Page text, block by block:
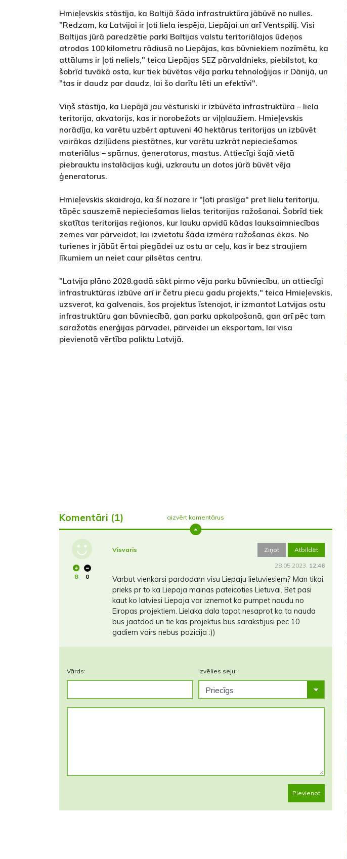
Hmieļevskis stāstīja, ka Baltijā šāda infrastruktūra jābūvē no nulles.
"Redzam, ka Latvijai ir ļoti liela iespēja, Liepājai un arī Ventspilij. Visi
Baltijas jūrā paredzētie parki Baltijas valstu teritoriālajos ūdeņos
atrodas 100 kilometru rādiusā no Liepājas, kas būvniekiem nozīmētu, ka
attālums ir ļoti neliels," teica Liepājas SEZ pārvaldnieks, piebilstot, ka
šobrīd tuvākā osta, kur tiek būvētas vēja parku tehnoloģijas ir Dānijā, un
"tas ir daudz par daudz, lai šo darītu lēti un efektīvi".
Viņš stāstīja, ka Liepājā jau vēsturiski ir izbūvēta infrastruktūra – liela
teritorija, akvatorijs, kas ir norobežots ar viļņlaužiem. Hmieļevskis
norādīja, ka varētu uzbērt aptuveni 40 hektārus teritorijas un izbūvēt
vairākas dziļūdens piestātnes, kur varētu uzkrāt nepieciešamos
materiālus – spārnus, ģeneratorus, mastus. Attiecīgi šajā vietā
piebrauktu instalācijas kuģi, uzkrautu un dotos jūrā būvēt vēja
ģeneratorus.
Hmieļevskis skaidroja, ka šī nozare ir "ļoti prasīga" pret lielu teritoriju,
tāpēc sauszemē nepieciešamas lielas teritorijas ražošanai. Šobrīd tiek
skatītas teritorijas reģionos, kur lauku apvidū kādas lauksaimniecības
zemes var pārveidot, lai izvietotu šāda izmēra ražošanas ēkas. No
turienes ir jābūt ērtai piegādei uz ostu ar ceļu, kas ir bez straujiem
līkumiem un neiet caur pilsētas centru.
"Latvija plāno 2028.gadā sākt pirmo vēja parku būvniecību, un attiecīgi
infrastruktūras izbūve arī ir četru piecu gadu projekts," teica Hmieļevskis,
uzsverot, ka galvenais, šos projektus īstenojot, ir izmantot Latvijas ostu
infrastruktūru gan būvniecībā, gan parku apkalpošanā, gan arī pēc tam
saražotās enerģijas pārvadei, pārveidei un eksportam, lai visa
pievienotā vērtība paliktu Latvijā.
Komentāri (1) aizvērt komentārus
8 0
Visvaris Ziņot Atbildēt
28.05.2023. 12:46
Varbut vienkarsi pardodam visu Liepaju lietuviesiem? Man tikai
prieks pr to ka Liepaja mainas pateicoties Lietuvai. Bet pasi
kaut ko latviesi Liepaja var iznemot ka pumpet naudu no
Eiropas projektiem. Lielaka dala tapat nesaprot ka ta nauda
bus jaatdod un tie kas projektus bus sarakstijusi pec 10
gadiem vairs nebus pozicija :))
Vārds: Izvēlies seju:
Pievienot